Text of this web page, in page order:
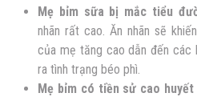
Mẹ bỉm sữa bị mắc tiểu
nhãn rất cao. Ăn nhãn sẽ
của mẹ tăng cao dẫn đến các
ra tình trạng béo phì.
Mẹ bỉm có tiền sử cao huyết